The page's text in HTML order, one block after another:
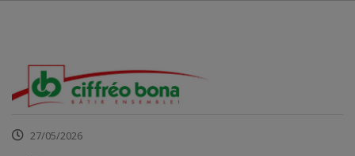
27/05/2026